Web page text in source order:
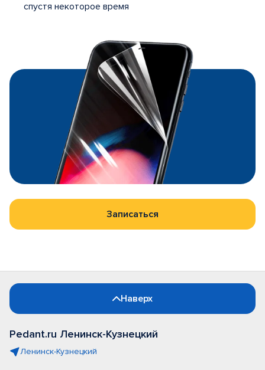
спустя некоторое время
Записаться
Наверх
Pedant.ru Ленинск-Кузнецкий
Ленинск-Кузнецкий